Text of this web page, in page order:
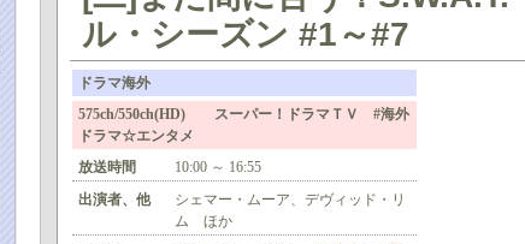
ル・シーズン #1～#7
ドラマ海外
575ch/550ch(HD) スーパー！ドラマＴＶ #海外
ドラマ☆エンタメ
放送時間
10:00 ～ 16:55
出演者、他
シェマー・ムーア、デヴィッド・リ
ム ほか